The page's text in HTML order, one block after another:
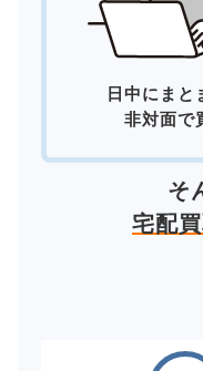
日中にまと
非対面で
そ
宅配